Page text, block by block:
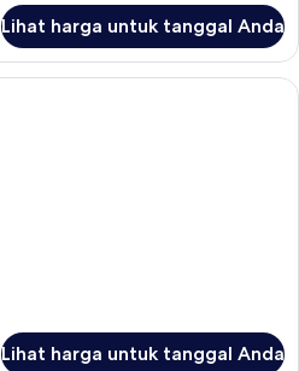
Lihat harga untuk tanggal Anda
Kamar Twin Standar | Ruang kerja
Lihat harga untuk tanggal Anda